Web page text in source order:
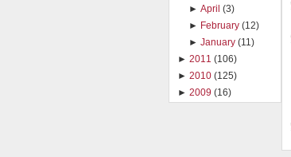
►April (3)
► February (12)
►January (11)
► 2011 (106)
► 2010 (125)
► 2009 (16)